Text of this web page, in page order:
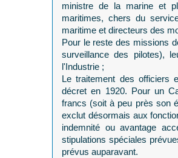
ministre de la marine et
maritimes, chers du
maritime et directeurs des
Pour le reste des missions
surveillance des pilotes),
l'Industrie ;
Le traitement des officiers
décret en 1920. Pour un
francs (soit à peu près son
exclut désormais aux
indemnité ou avantage
stipulations spéciales
prévus auparavant.